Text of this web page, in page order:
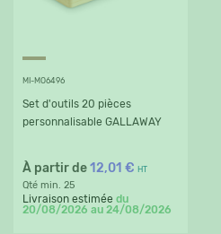
MI-MO6496
Set d'outils 20 pièces
personnalisable GALLAWAY
À partir de12,01 € HT
Qté min. 25
Livraison estimée du
20/08/2026 au 24/08/2026